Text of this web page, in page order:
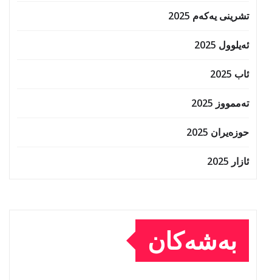
تشرینی یەکەم 2025
ئەیلوول 2025
ئاب 2025
تەممووز 2025
حوزه‌یران 2025
ئازار 2025
بەشەکان